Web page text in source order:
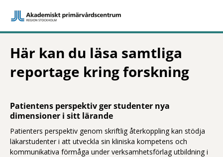
Här kan du läsa samtliga
reportage kring forskning
Patientens perspektiv ger studenter nya
dimensioner i sitt lärande
Patienters perspektiv genom skriftlig återkoppling kan stödja
läkarstudenter i att utveckla sin kliniska kompetens och
kommunikativa förmåga under verksamhetsförlag utbildning i